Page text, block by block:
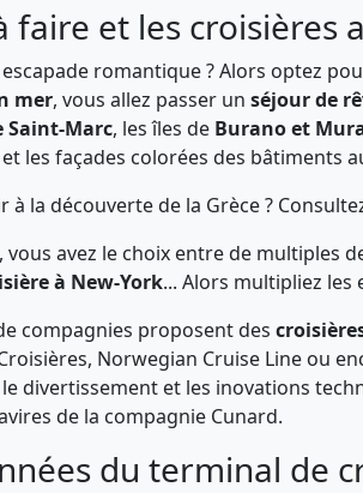
faire et les croisières
romantique ? Alors optez
mer, vous allez passer unséjour de
Saint-Marc, les îles de Burano et
les façades colorées des bâtiments
à la découverte de la Grèce ?
vous avez le choix entre de multiples
à New-York... Alors multipliez les
compagnies proposent des
Norwegian Cruise Line ou
divertissement et les inovations
de la compagnie Cunard.
du terminal de